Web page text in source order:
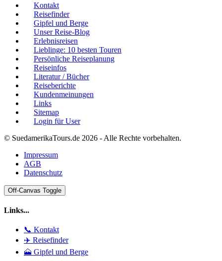
Kontakt
Reisefinder
Gipfel und Berge
Unser Reise-Blog
Erlebnisreisen
Lieblinge: 10 besten Touren
Persönliche Reiseplanung
Reiseinfos
Literatur / Bücher
Reiseberichte
Kundenmeinungen
Links
Sitemap
Login für User
© SuedamerikaTours.de 2026 - Alle Rechte vorbehalten.
Impressum
AGB
Datenschutz
Off-Canvas Toggle
Links...
📞 Kontakt
✈️ Reisefinder
🗻 Gipfel und Berge